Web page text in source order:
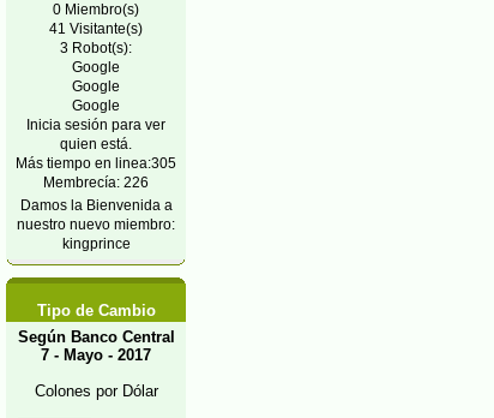
0 Miembro(s)
41 Visitante(s)
3 Robot(s):
Google
Google
Google
Inicia sesión para ver
quien está.
Más tiempo en linea:305
Membrecía: 226
Damos la Bienvenida a
nuestro nuevo miembro:
kingprince
Tipo de Cambio
Según Banco Central
7 - Mayo - 2017
Colones por Dólar